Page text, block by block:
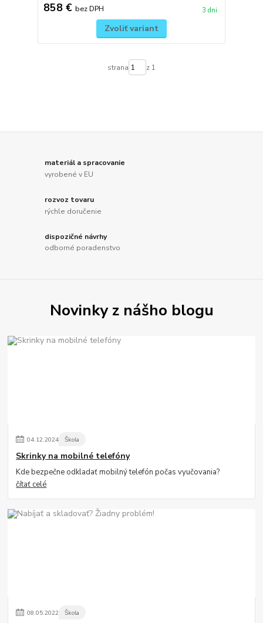
858 € bez DPH 3 dni
Zvoliť variant
strana z 1
materiál a spracovanie
vyrobené v EU
rozvoz tovaru
rýchle doručenie
dispozičné návrhy
odborné poradenstvo
Novinky z nášho blogu
04.12.2024 Škola
Skrinky na mobilné telefóny
Kde bezpečne odkladať mobilný telefón počas vyučovania?
čítať celé
08.05.2022 Škola